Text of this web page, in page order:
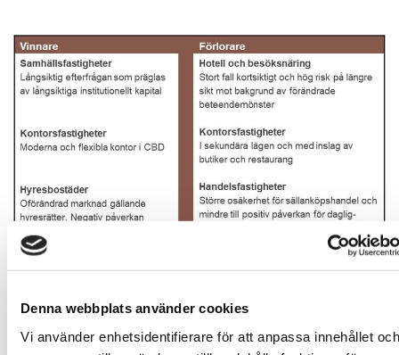
Denna webbplats använder cookies
Vi använder enhetsidentifierare för att anpassa innehållet och
Tabell över de fastighetssegment som är vinnare och